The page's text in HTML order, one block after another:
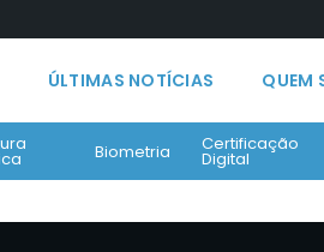
ÚLTIMAS NOTÍCIAS QUEM
Biometria Certificação
Digital